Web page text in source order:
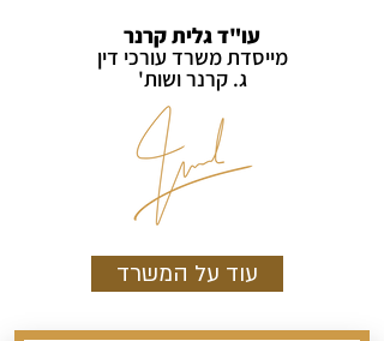
עו"ד גלית קרנר
מייסדת משרד עורכי דין
ג. קרנר ושות'
עוד על המשרד